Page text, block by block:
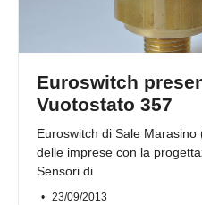
Euroswitch
Vuotostato 357
Euroswitch di Sale
delle imprese con la
Sensori di
23/09/2013